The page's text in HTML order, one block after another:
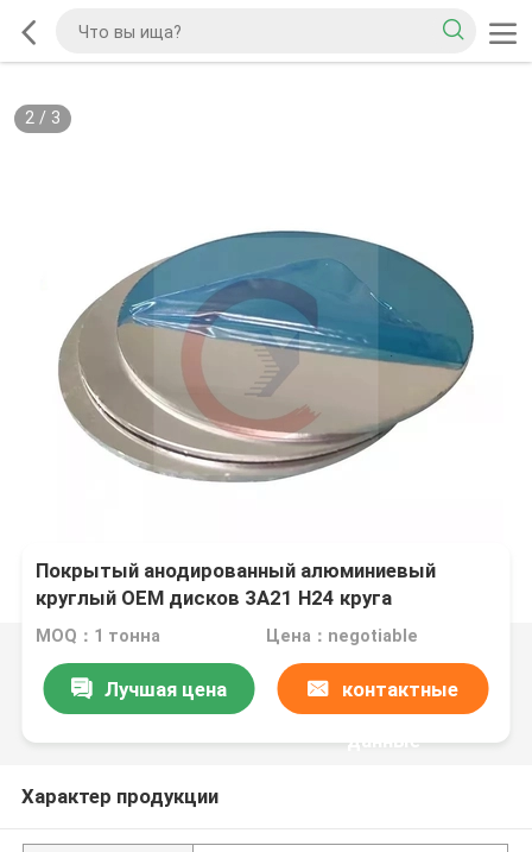
2/ 3
Покрытый анодированный алюминиевый
круглый OEM дисков 3A21 H24 круга
MOQ：1 тонна Цена：negotiable
Лучшая цена контактные
данные
Характер продукции